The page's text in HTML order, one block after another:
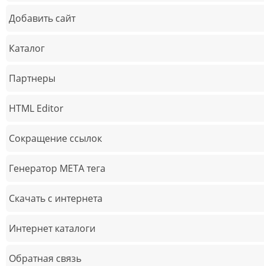
Добавить сайт
Каталог
Партнеры
HTML Editor
Сокращение ссылок
Генератор META тега
Скачать с интернета
Интернет каталоги
Обратная связь